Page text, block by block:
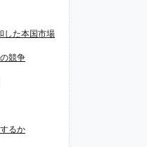
した本国市場
競争
るか